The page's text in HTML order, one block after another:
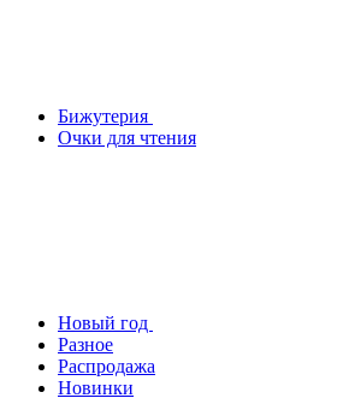
Бижутерия
Очки для чтения
Новый год
Разное
Распродажа
Новинки